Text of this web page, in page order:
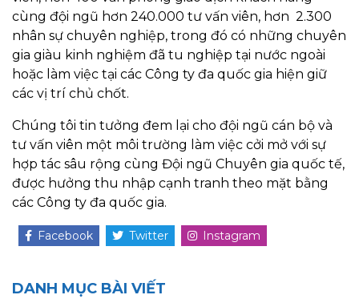
cùng đội ngũ hơn 240.000 tư vấn viên, hơn 2.300
nhân sự chuyên nghiệp, trong đó có những chuyên
gia giàu kinh nghiệm đã tu nghiệp tại nước ngoài
hoặc làm việc tại các Công ty đa quốc gia hiện giữ
các vị trí chủ chốt.
Chúng tôi tin tưởng đem lại cho đội ngũ cán bộ và
tư vấn viên một môi trường làm việc cởi mở với sự
hợp tác sâu rộng cùng Đội ngũ Chuyên gia quốc tế,
được hưởng thu nhập cạnh tranh theo mặt bằng
các Công ty đa quốc gia.
Facebook Twitter Instagram
DANH MỤC BÀI VIẾT